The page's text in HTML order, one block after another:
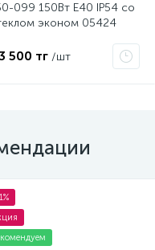
099 150Вт E40 IP54 со
эконом 05424
500 тг /шт